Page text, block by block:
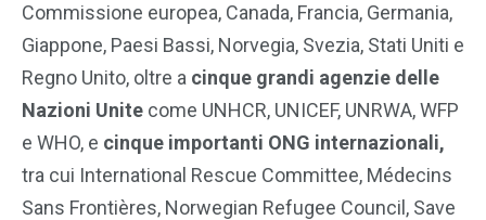
Commissione europea, Canada, Francia, Germania,
Giappone, Paesi Bassi, Norvegia, Svezia, Stati Uniti e
Regno Unito, oltre a cinque grandi agenzie delle
Nazioni Unite come UNHCR, UNICEF, UNRWA, WFP
e WHO, e cinque importanti ONG internazionali,
tra cui International Rescue Committee, Médecins
Sans Frontières, Norwegian Refugee Council, Save